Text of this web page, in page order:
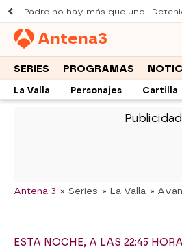
Padre no hay más que uno
Antena3
SERIES PROGRAMAS
La Valla Personajes Cartilla
-
Antena 3 » Series » La Valla »
ESTA NOCHE, A LAS 22:45